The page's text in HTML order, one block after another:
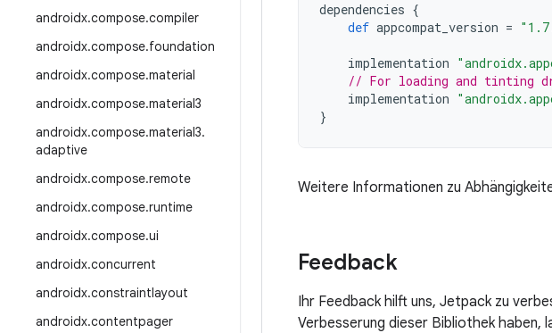
androidx.compose.compiler
androidx.compose.foundation
androidx.compose.material
androidx.compose.material3
androidx.compose.material3.
adaptive
androidx.compose.remote
androidx.compose.runtime
androidx.compose.ui
androidx.concurrent
androidx.constraintlayout
androidx.contentpager
dependencies {
def appcompat_version =
implementation
// For loading and tinting
implementation
}
Weitere Informationen zu
Feedback
Ihr Feedback hilft uns, Jetpack zu
Verbesserung dieser Bibliothek haben,